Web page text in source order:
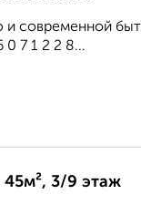
и современной
7 1 2 2 8...
45м², 3/9 этаж